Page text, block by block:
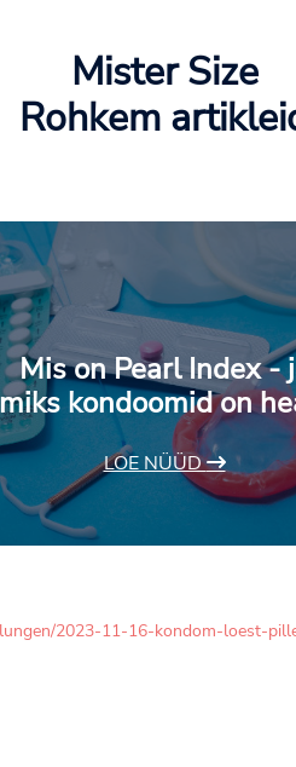
Mister Size
Rohkem
Mis on Pearl Index -
miks kondoomid on
LOE NÜÜD
2023-11-16-kondom-loest-